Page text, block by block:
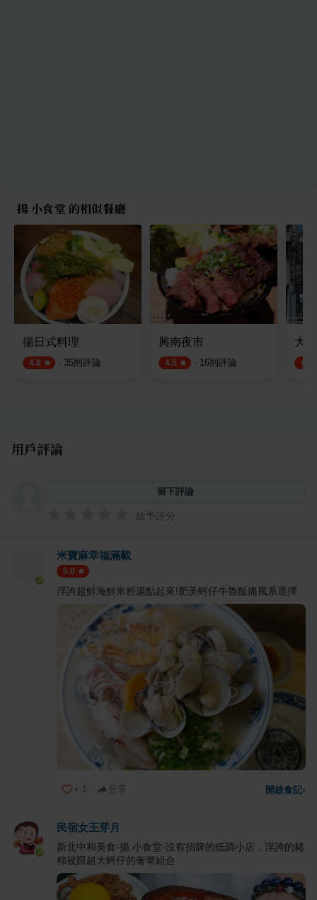
揚 小食堂 的相似餐廳
揚日式料理
4.8 · 35則評論
興南夜市
4.5 · 16則評論
大
4.4
用戶評論
留下評論
給予評分
米寶麻幸福滿載
5.0
浮誇超鮮海鮮米粉湯點起來!肥美蚵仔牛魯飯痛風系選擇
+ 1 分享 開啟食記›
民宿女王芽月
新北中和美食-揚 小食堂-沒有招牌的低調小店，浮誇的豬
棉被跟超大蚵仔的奢華組合